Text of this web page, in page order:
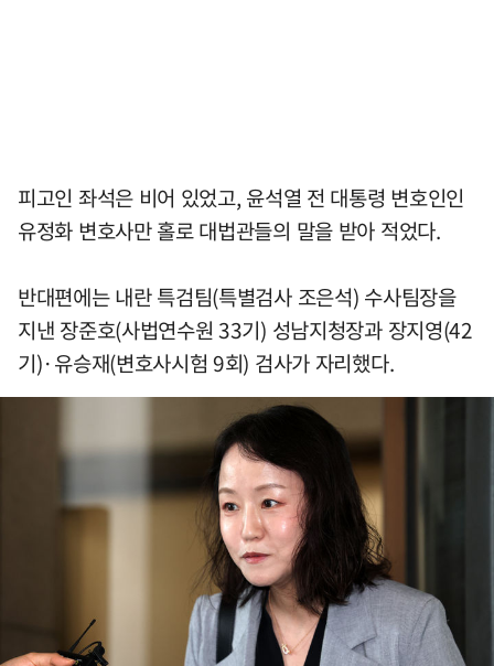
피고인 좌석은 비어 있었고, 윤석열 전 대통령 변호인인
유정화 변호사만 홀로 대법관들의 말을 받아 적었다.
반대편에는 내란 특검팀(특별검사 조은석) 수사팀장을
지낸 장준호(사법연수원 33기) 성남지청장과 장지영(42
기)·유승재(변호사시험 9회) 검사가 자리했다.